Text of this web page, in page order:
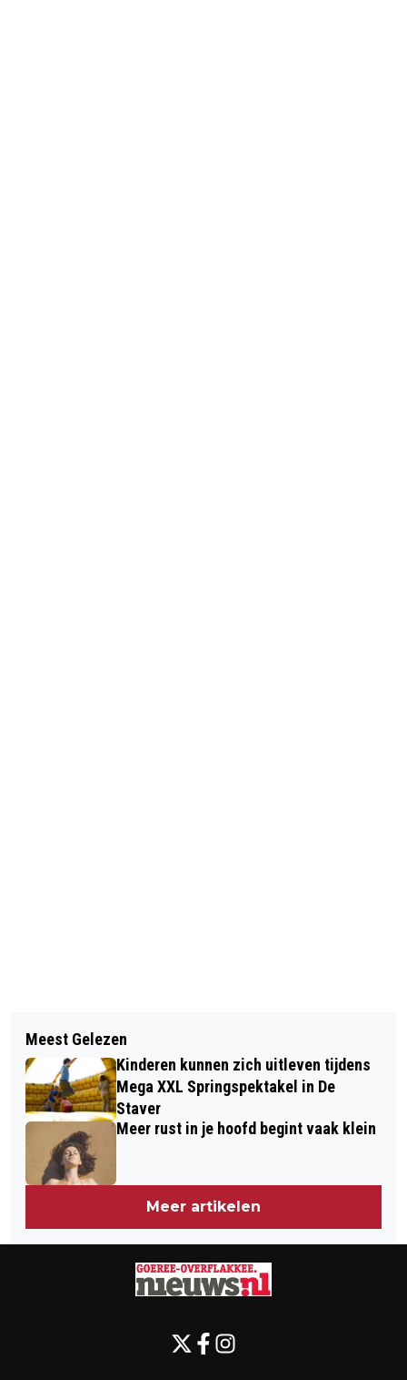
DIT IS ER TE DOEN OP HET EILAND IN
WEEK 5 VAN 2026
GEMEENTEPENNING VOOR COEN VAN
DER LINDE UIT OUDDORP
Meest Gelezen
Kinderen kunnen zich uitleven tijdens
Mega XXL Springspektakel in De
Staver
Meer rust in je hoofd begint vaak klein
Meer artikelen